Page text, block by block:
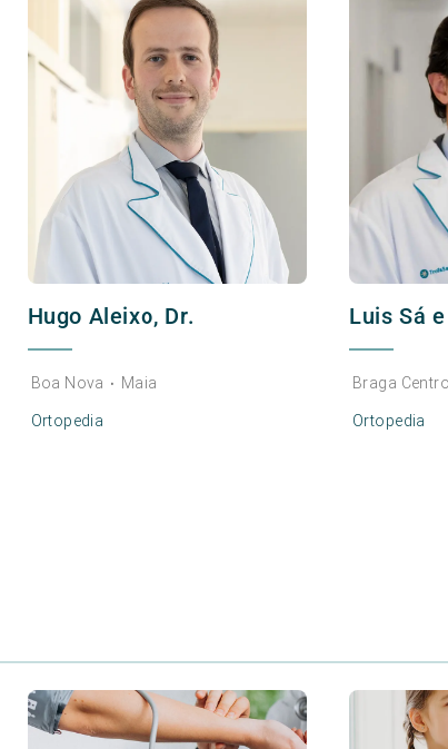
Hugo Aleixo, Dr.
Boa Nova •
Maia
Ortopedia
Luis Sá
Braga Centro
Ortopedia